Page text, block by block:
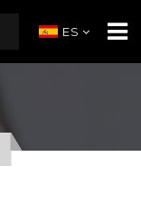
ES